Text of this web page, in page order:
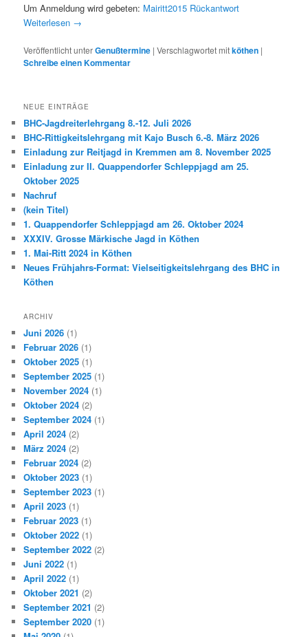
Um Anmeldung wird gebeten: Mairitt2015 Rückantwort
Weiterlesen →
Veröffentlicht unterGenußtermine |Verschlagwortet mitköthen |
Schreibe einen Kommentar
NEUE EINTRÄGE
BHC-Jagdreiterlehrgang 8.-12. Juli 2026
BHC-Rittigkeitslehrgang mit Kajo Busch 6.-8. März 2026
Einladung zur Reitjagd in Kremmen am 8. November 2025
Einladung zur II. Quappendorfer Schleppjagd am 25.
Oktober 2025
Nachruf
(kein Titel)
1. Quappendorfer Schleppjagd am 26. Oktober 2024
XXXIV. Grosse Märkische Jagd in Köthen
1. Mai-Ritt 2024 in Köthen
Neues Frühjahrs-Format: Vielseitigkeitslehrgang des BHC in
Köthen
ARCHIV
Juni 2026 (1)
Februar 2026 (1)
Oktober 2025 (1)
September 2025 (1)
November 2024 (1)
Oktober 2024 (2)
September 2024 (1)
April 2024 (2)
März 2024 (2)
Februar 2024 (2)
Oktober 2023 (1)
September 2023 (1)
April 2023 (1)
Februar 2023 (1)
Oktober 2022 (1)
September 2022 (2)
Juni 2022 (1)
April 2022 (1)
Oktober 2021 (2)
September 2021 (2)
September 2020 (1)